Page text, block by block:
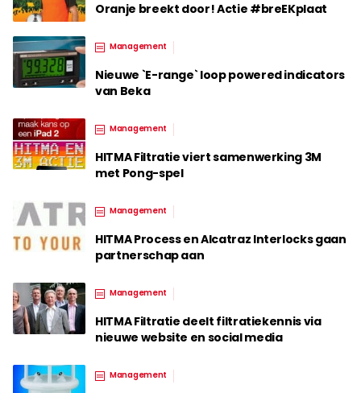
Oranje breekt door! Actie #breEKplaat
Management
Nieuwe `E-range` loop powered indicators
van Beka
Management
HITMA Filtratie viert samenwerking 3M
met Pong-spel
Management
HITMA Process en Alcatraz Interlocks gaan
partnerschap aan
Management
HITMA Filtratie deelt filtratiekennis via
nieuwe website en social media
Management